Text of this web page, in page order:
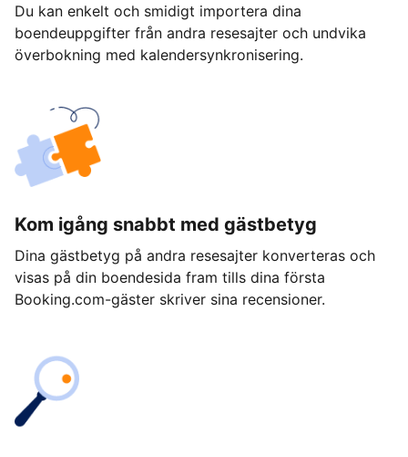
Du kan enkelt och smidigt importera dina
boendeuppgifter från andra resesajter och undvika
överbokning med kalendersynkronisering.
Kom igång snabbt med gästbetyg
Dina gästbetyg på andra resesajter konverteras och
visas på din boendesida fram tills dina första
Booking.com-gäster skriver sina recensioner.